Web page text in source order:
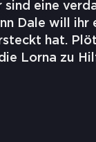
eine
Dale will
hat.
Lorna zu